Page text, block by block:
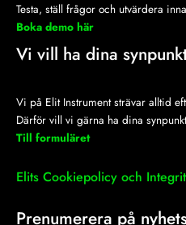
Testa, ställ frågor och utvärdera
Boka demo här
Vi vill ha dina
Vi på Elit Instrument strävar alltid
Därför vill vi gärna ha dina
Till formuläret
Elits Cookiepolicy och
Prenumerera på